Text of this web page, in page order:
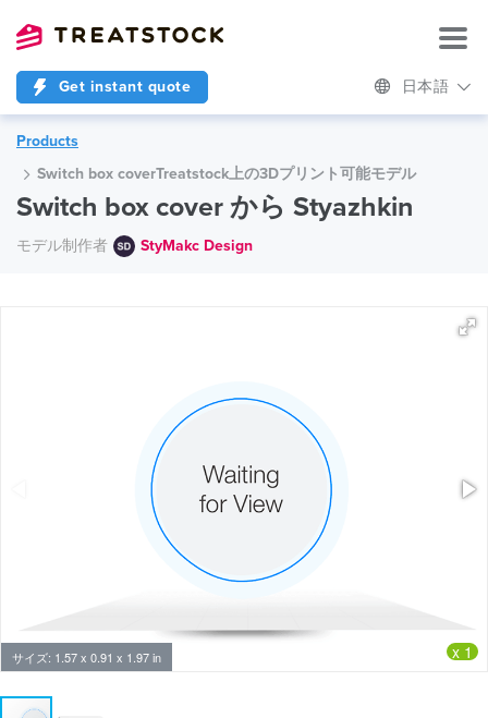
Get instant quote 日本語
Products
Switch box coverTreatstock上の3Dプリント可能モデル
Switch box cover から Styazhkin
モデル制作者 StyMakc Design
サイズ: 1.57 x 0.91 x 1.97 in x 1